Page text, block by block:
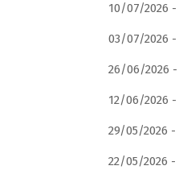
10/07/2026 -
03/07/2026 -
26/06/2026 -
12/06/2026 -
29/05/2026 -
22/05/2026 -